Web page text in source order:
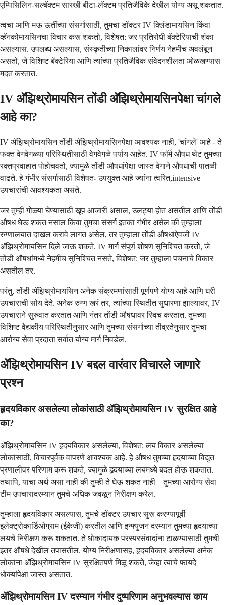
एम्पिसिलिन-सल्बॅक्टम सारखी बीटा-लॅक्टम प्रतिजैविके देखील योग्य असू शकतात.
त्वचा आणि मऊ ऊतींच्या संसर्गासाठी, तुमचा डॉक्टर IV क्लिंडामायसिन किंवा
व्हॅनकोमायसिनचा विचार करू शकतो, विशेषत: जर प्रतिरोधी बॅक्टेरियाची शंका
असल्यास. उपलब्ध असल्यास, संस्कृतीच्या निकालांवर निर्णय नेहमीच अवलंबून
असतो, जे विशिष्ट बॅक्टेरिया आणि त्यांच्या प्रतिजैविक संवेदनशीलता ओळखण्यास
मदत करतात.
IV अ‍ॅझिथ्रोमायसिन तोंडी अ‍ॅझिथ्रोमायसिनपेक्षा चांगले
आहे का?
IV अ‍ॅझिथ्रोमायसिन तोंडी अ‍ॅझिथ्रोमायसिनपेक्षा आवश्यक नाही, 'चांगले' आहे - ते
फक्त वेगवेगळ्या परिस्थितीसाठी वेगवेगळे पर्याय आहेत. IV फॉर्म औषध थेट तुमच्या
रक्तप्रवाहात पोहोचवतो, ज्यामुळे तोंडी औषधांपेक्षा जास्त वेगाने औषधाची पातळी
वाढते. हे गंभीर संसर्गासाठी विशेषतः उपयुक्त आहे ज्यांना त्वरित,intensive
उपचारांची आवश्यकता असते.
जर तुम्ही गोळ्या घेण्यासाठी खूप आजारी असाल, उलट्या होत असतील आणि तोंडी
औषध घेऊ शकत नसाल किंवा तुमचा संसर्ग इतका गंभीर असेल की तुम्हाला
रुग्णालयात दाखल करावे लागत असेल, तर तुम्हाला तोंडी औषधांऐवजी IV
अ‍ॅझिथ्रोमायसिन दिले जाऊ शकते. IV मार्ग संपूर्ण शोषण सुनिश्चित करतो, जे
तोंडी औषधांमध्ये नेहमीच सुनिश्चित नसते, विशेषत: जर तुम्हाला पचनाचे विकार
असतील तर.
परंतु, तोंडी ॲझिथ्रोमायसिन अनेक संक्रमणांसाठी पूर्णपणे योग्य आहे आणि घरी
उपचाराची सोय देते. अनेक रुग्ण खरं तर, त्यांच्या स्थितीत सुधारणा झाल्यावर, IV
उपचाराने सुरुवात करतात आणि नंतर तोंडी औषधावर स्विच करतात. तुमच्या
विशिष्ट वैद्यकीय परिस्थितीनुसार आणि तुमच्या संसर्गाच्या तीव्रतेनुसार तुमचा
आरोग्य सेवा प्रदाता सर्वात योग्य मार्ग निवडेल.
ॲझिथ्रोमायसिन IV बद्दल वारंवार विचारले जाणारे
प्रश्न
हृदयविकार असलेल्या लोकांसाठी ॲझिथ्रोमायसिन IV सुरक्षित आहे
का?
ॲझिथ्रोमायसिन IV हृदयविकार असलेल्या, विशेषत: लय विकार असलेल्या
लोकांसाठी, विचारपूर्वक वापरणे आवश्यक आहे. हे औषध तुमच्या हृदयाच्या विद्युत
प्रणालीवर परिणाम करू शकते, ज्यामुळे हृदयाच्या लयमध्ये बदल होऊ शकतात.
तथापि, याचा अर्थ असा नाही की तुम्ही ते घेऊ शकत नाही – तुमच्या आरोग्य सेवा
टीम उपचारादरम्यान तुमचे अधिक जवळून निरीक्षण करेल.
तुम्हाला हृदयविकार असल्यास, तुमचे डॉक्टर उपचार सुरू करण्यापूर्वी
इलेक्ट्रोकार्डिओग्राम (ईकेजी) करतील आणि इन्फ्युजन दरम्यान तुमच्या हृदयाच्या
लयचे निरीक्षण करू शकतात. ते धोकादायक परस्परसंवादांना टाळण्यासाठी तुमची
इतर औषधे देखील तपासतील. योग्य निरीक्षणासह, हृदयविकार असलेल्या अनेक
लोकांना ॲझिथ्रोमायसिन IV सुरक्षितपणे मिळू शकते, जेव्हा त्याचे फायदे
धोक्यांपेक्षा जास्त असतात.
ॲझिथ्रोमायसिन IV दरम्यान गंभीर दुष्परिणाम अनुभवल्यास काय